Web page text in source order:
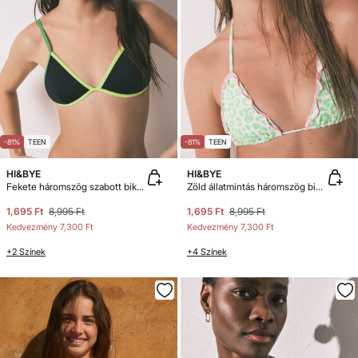
-81% TEEN
HI&BYE
Fekete háromszög szabott bikinifelső
1,695 Ft 8,995 Ft
Kedvezmény 7,300 Ft
+2 Színek
-81% TEEN
HI&BYE
Zöld állatmintás háromszög bikinifelső
1,695 Ft 8,995 Ft
Kedvezmény 7,300 Ft
+4 Színek